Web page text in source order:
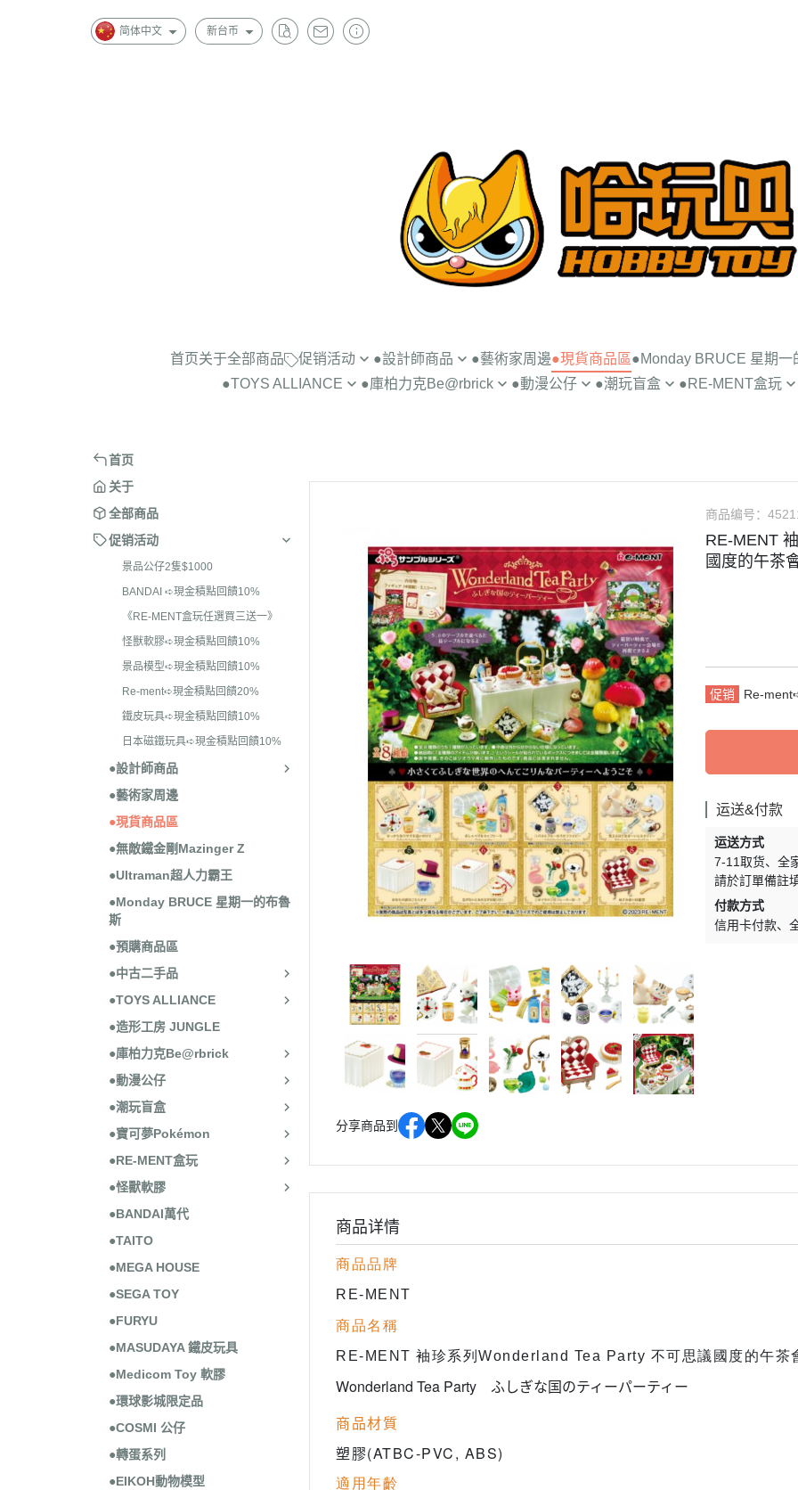
简体中文 新台币
首页关于全部商品 促销活动
景品模型➪現金積點回饋10%
Re-ment➪現金積點回饋20%
鐵皮玩具➪現金積點回饋10%
日本磁鐵玩具➪現金積點回饋
10%
●設計師商品 ●藝術家周邊●現貨商品區●Monday BRUCE 星期一
●TOYS ALLIANCE
●庫柏力克Be@rbrick
＞BE@RBRICK 1000%
●動漫公仔
＞間諜家家酒
＞咒術迴戰
＞七龍珠
＞航海王
＞通靈王
＞寶可夢
＞刀劍神域
＞火影忍者
＞初音未來
＞一拳超人
＞數碼寶貝
＞超人力霸王
＞假面騎士
＞我的英雄學院
＞關於我轉生變成史萊姆這檔事
＞Q posket
●潮玩盲盒
＞ 朝隈俊男
＞卡娜赫拉的小動物
＞寶可夢Pokemon
＞盲盒
＞Montomi
●RE-MENT盒玩
＞史奴比SNOOPY
＞寶可夢Pokémon
＞角落生物
＞星之卡比
＞哈姆太郎
＞名偵探 柯南
＞懶懶熊 拉拉熊
＞正能量企鵝
＞蠟筆小新
＞三麗鷗Sanrio
＞嚕嚕米MOOMIN
＞其他系列
＞超人
首页
关于
全部商品
促销活动
景品公仔2隻$1000
BANDAI ➪現金積點回饋10%
《RE-MENT盒玩任選買三送一》
怪獸軟膠➪現金積點回饋10%
景品模型➪現金積點回饋10%
Re-ment➪現金積點回饋20%
鐵皮玩具➪現金積點回饋10%
日本磁鐵玩具➪現金積點回饋10%
●設計師商品
●藝術家周邊
●現貨商品區
●無敵鐵金剛Mazinger Z
●Ultraman超人力霸王
●Monday BRUCE 星期一的布魯
斯
●預購商品區
●中古二手品
●TOYS ALLIANCE
●造形工房 JUNGLE
●庫柏力克Be@rbrick
●動漫公仔
●潮玩盲盒
●寶可夢Pokémon
●RE-MENT盒玩
●怪獸軟膠
●BANDAI萬代
●TAITO
●MEGA HOUSE
●SEGA TOY
●FURYU
●MASUDAYA 鐵皮玩具
●Medicom Toy 軟膠
●環球影城限定品
●COSMI 公仔
●轉蛋系列
●EIKOH動物模型
分享商品到
商品编号：
RE-MENT
國度的午茶
促销 Re-
运送&付款
运送方式
7-11取货
全
請於訂單備註
付款方式
信用卡付款
商品详情
商品品牌
RE-MENT
商品名稱
RE-MENT 袖珍系列Wonderland Tea Party 不可思議國度的午茶
Wonderland Tea Party ふしぎな国のティーパーティー
商品材質
塑膠(ATBC-PVC, ABS)
適用年齡